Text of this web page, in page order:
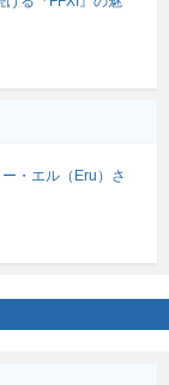
・エル（Eru）さ